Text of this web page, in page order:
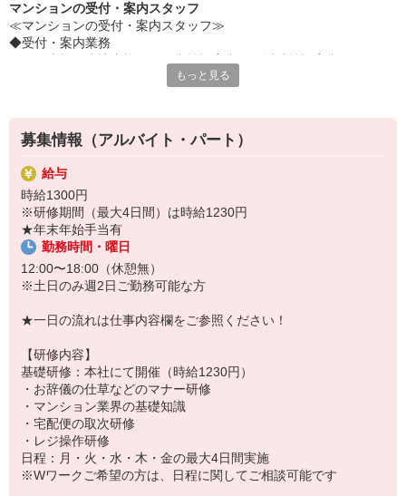
■どんな方に対しても明るい笑顔と気持ち良い対応を心がけられ
る
■物件を快適な住まいとするため、チームワークを大切にしなが
このような方と一緒に働きたいと思っています。
また、売上管理などもあるため、接客だけでなくPCを使った事
務の能力も生かせます。
お客様・同僚・関係会社・業者の方に対して、常に感謝の心と謙
虚さを忘れない――
この姿勢を大切にできる方であれば、マンションコンシェルジュ
の仕事が初めてでも大丈夫◎
万全な教育体制を整えているので安心してご応募ください。
マンションの受付・案内スタッフ
≪マンションの受付・案内スタッフ≫
◆受付・案内業務
・共用施設の利用受付、予約管理等
・クリーニング、宅配便、靴の修繕サービス等
＜1日の流れ＞※勤務物件により若干異なります
ご出勤
制服に着替えて、身支度を整えます
コンシェルジュ業務スタート
レジの釣銭や、前日の売上のチェック、お荷物の預かり、当日の共
引継簿の内容を確認します
お客様からのご依頼や、引継ぎされている業務の対応をします
★★宅急便のご依頼や、近隣案内、共用施設のご予約など、お客様
からのご要望に
一つ一つ丁寧にご対応いただけます★★
さぁレジ締めをしましょう！当日の売上を報告書に入力したり、売
上金の確認をします
もっと見る
募集情報（アルバイト・パート）
給与
時給1300円
※研修期間（最大4日間）は時給1230円
★年末年始手当有
勤務時間・曜日
12:00〜18:00（休憩無）
※土日のみ週2日ご勤務可能な方
★一日の流れは仕事内容欄をご参照ください！
【研修内容】
基礎研修：本社にて開催（時給1230円）
・お辞儀の仕草などのマナー研修
・マンション業界の基礎知識
・宅配便の取次研修
・レジ操作研修
日程：月・火・水・木・金の最大4日間実施
※Wワークご希望の方は、日程に関してご相談可能です